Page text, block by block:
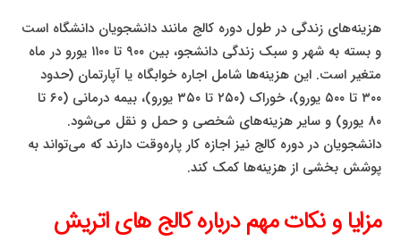
هزینه‌های زندگی در طول دوره کالج مانند دانشجویان دانشگاه است
و بسته به شهر و سبک زندگی دانشجو، بین ۹۰۰ تا ۱۱۰۰ یورو در ماه
متغیر است. این هزینه‌ها شامل اجاره خوابگاه یا آپارتمان (حدود
۳۰۰ تا ۵۰۰ یورو)، خوراک (۲۵۰ تا ۳۵۰ یورو)، بیمه درمانی (۶۰ تا
۸۰ یورو) و سایر هزینه‌های شخصی و حمل و نقل می‌شود.
دانشجویان در دوره کالج نیز اجازه کار پاره‌وقت دارند که می‌تواند به
پوشش بخشی از هزینه‌ها کمک کند.
مزایا و نکات مهم درباره کالج‌ های اتریش